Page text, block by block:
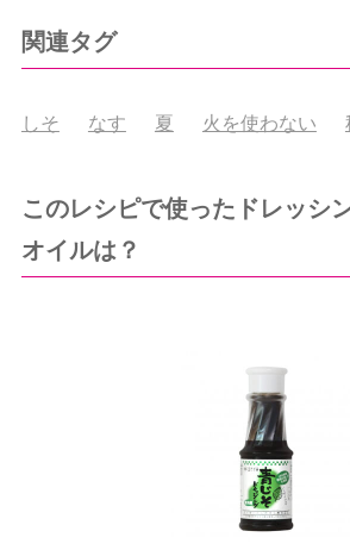
関連タグ
しそ なす 夏 火を使わない
このレシピで使ったドレッシ
オイルは？